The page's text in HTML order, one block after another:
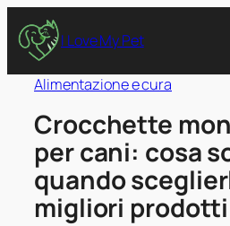
I Love My Pet
Alimentazione e cura
Crocchette
per cani: cosa
quando
migliori